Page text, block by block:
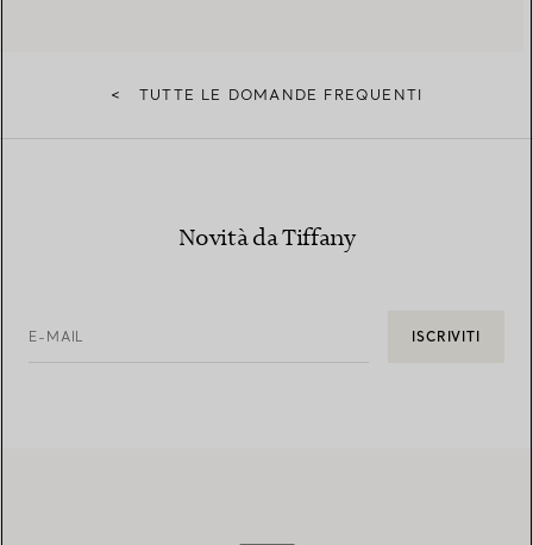
< TUTTE LE DOMANDE FREQUENTI
Novità da Tiffany
E-MAIL ISCRIVITI